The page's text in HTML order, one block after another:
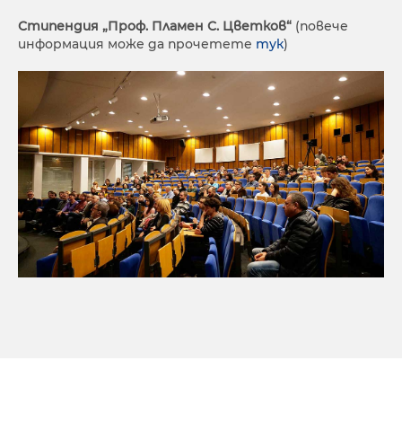
Стипендия „Проф. Пламен С. Цветков“ (повече
информация може да прочетете тук)